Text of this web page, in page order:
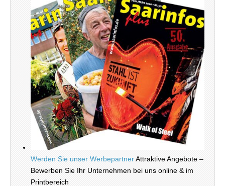
Werden Sie unser WerbepartnerAttraktive Angebote –
Bewerben Sie Ihr Unternehmen bei uns online & im
Printbereich